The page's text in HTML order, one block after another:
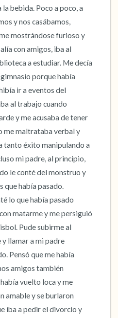
bebida. Poco a poco, a
y nos casábamos,
mostrándose furioso y
con amigos, iba al
a estudiar. Me decía
porque había
ir a eventos del
al trabajo cuando
y me acusaba de tener
me maltrataba verbal y
tanto éxito manipulando a
mi padre, al principio,
le conté del monstruo y
que había pasado.
lo que había pasado
matarme y me persiguió
Pude subirme al
y llamar a mi padre
Pensó que me había
amigos también
vuelto loca y me
amable y se burlaron
iba a pedir el divorcio y